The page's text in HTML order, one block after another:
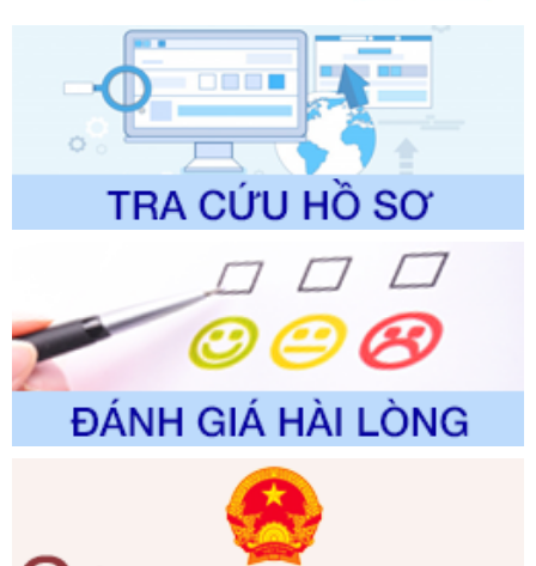
Số kí hiệu:2304/QĐ-UBND
Tên: Quyết định công bố Danh mục thủ tục hành chính
được sửa đổi, bổ sung và phê duyệt Quy trình nội bộ, quy
trình điện tử giải quyết thủ tục hành chính trong lĩnh vực Du
lịch thuộc phạm vi chức năng quản lý của Sở Văn hóa, Thể
thao và Du lịch
Ngày ban hành: 01/06/2026
Tên: Về việc công bố Danh mục thủ tục hành chính sửa
đổi, bổ sung và phê duyệt Quy trình nội bộ, quy trình điện tử
trong giải quyết thủtục hành chính lĩnh vực biến đổi khí hậu
thuộc phạm vi giải quyết của Sở Nông nghiệp và Môi
trường
Ngày ban hành: 01/06/2026
Số kí hiệu:2300/QĐ-UBND
Tên: V/v công bố danh mục thủ tục hành chính được sửa
đổi, bổ sung và phê duyệt quy trình nội bộ, quy trình điện tử
giải quyết thủ tục hành chính trong lĩnh vực Luật sư thuộc
phạm vi chức năng quản lý của Sở Tư pháp
Ngày ban hành: 01/06/2026